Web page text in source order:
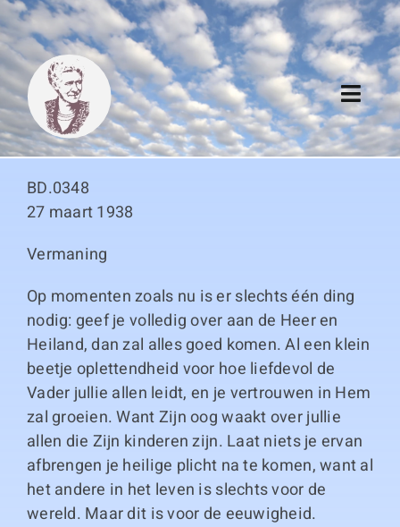
Skip
to
content
Algemeen
Duitse boeken
Links
BD.0348
27 maart 1938
Vermaning
Op momenten zoals nu is er slechts één ding
nodig: geef je volledig over aan de Heer en
Heiland, dan zal alles goed komen. Al een klein
beetje oplettendheid voor hoe liefdevol de
Vader jullie allen leidt, en je vertrouwen in Hem
zal groeien. Want Zijn oog waakt over jullie
allen die Zijn kinderen zijn. Laat niets je ervan
afbrengen je heilige plicht na te komen, want al
het andere in het leven is slechts voor de
wereld. Maar dit is voor de eeuwigheid.